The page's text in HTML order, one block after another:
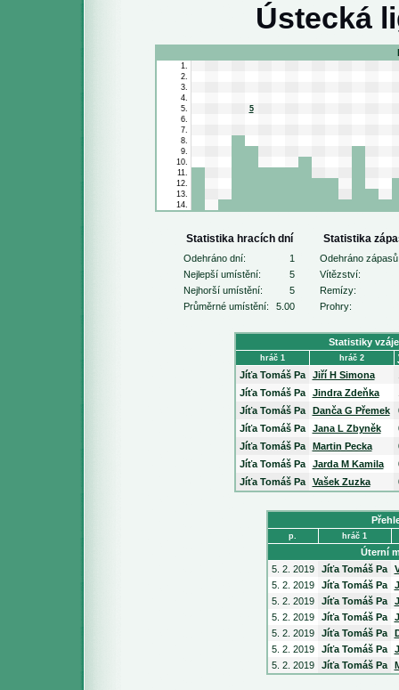
Ústecká
1.
2.
3.
4.
5.
5
6.
7.
8.
9.
10.
11.
12.
13.
14.
Statistika hracích dní Statistika
Odehráno dní: 1
Odehráno
Nejlepší umístění:
5
Vítězství:
Nejhorší umístění:
5
Remízy:
Průměrné umístění:
5.00 Prohry:
Statistiky
hráč 1 hráč 2
Jíťa Tomáš Pa Jiří H Simona
Jíťa Tomáš Pa
Jindra Zdeňka
Jíťa Tomáš Pa
Danča G Přemek
Jíťa Tomáš Pa
Jana L Zbyněk
Jíťa Tomáš Pa
Martin Pecka
Jíťa Tomáš Pa
Jarda M Kamila
Jíťa Tomáš Pa
Vašek Zuzka
p. hráč 1
Úterní
5. 2. 2019
Jíťa Tomáš Pa
5. 2. 2019
Jíťa Tomáš Pa
5. 2. 2019
Jíťa Tomáš Pa
5. 2. 2019
Jíťa Tomáš Pa
5. 2. 2019
Jíťa Tomáš Pa
5. 2. 2019
Jíťa Tomáš Pa
5. 2. 2019
Jíťa Tomáš Pa